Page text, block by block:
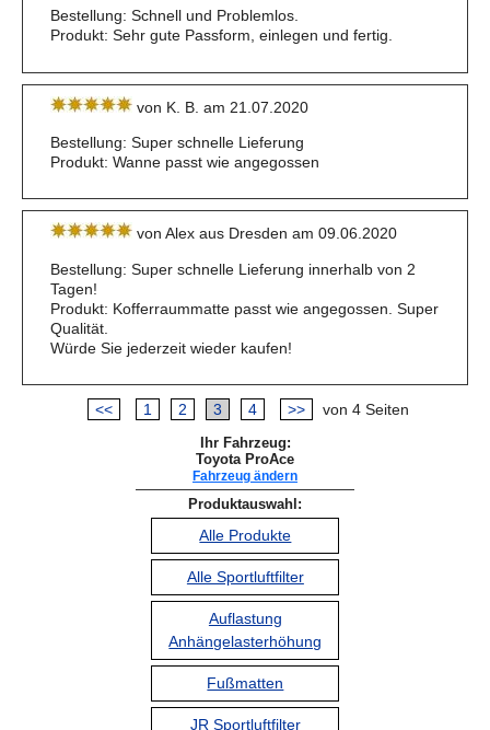
Bestellung: Schnell und Problemlos.
Produkt: Sehr gute Passform, einlegen und fertig.
von K. B. am 21.07.2020
Bestellung: Super schnelle Lieferung
Produkt: Wanne passt wie angegossen
von Alex aus Dresden am 09.06.2020
Bestellung: Super schnelle Lieferung innerhalb von 2
Tagen!
Produkt: Kofferraummatte passt wie angegossen. Super
Qualität.
Würde Sie jederzeit wieder kaufen!
<< 1 2 3 4 >> von 4 Seiten
Ihr Fahrzeug:
Toyota ProAce
Fahrzeug ändern
Produktauswahl:
Alle Produkte
Alle Sportluftfilter
Auflastung
Anhängelasterhöhung
Fußmatten
JR Sportluftfilter